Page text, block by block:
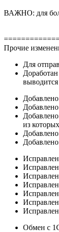
ВАЖНО: для
Прочие
Для
выводится
из
Обмен с